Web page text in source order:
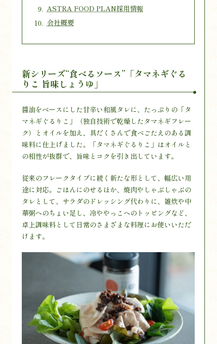
ASTRA FOOD PLAN採用情報
会社概要
新シリーズ“食べるソース”「タマネギぐる
りこ 旨味しょうゆ」
醤油をベースにした甘辛い和風タレに、たっぷりの「タ
マネギぐるりこ」（独自技術で乾燥したタマネギフレー
ク）とオイルを加え、具だくさんで食べごたえのある調
味料に仕上げました。「タマネギぐるりこ」はオイルと
の相性が抜群で、旨味とコクを引き出しています。
従来のフレークタイプに続く新たな形として、幅広い用
途に対応。ごはんにのせるほか、焼肉やしゃぶしゃぶの
タレとして、サラダのドレッシング代わりに、雑炊や中
華粥へのちょい足し、冷ややっこへのトッピングなど、
卓上調味料として日常のさまざまな料理にお使いいただ
けます。